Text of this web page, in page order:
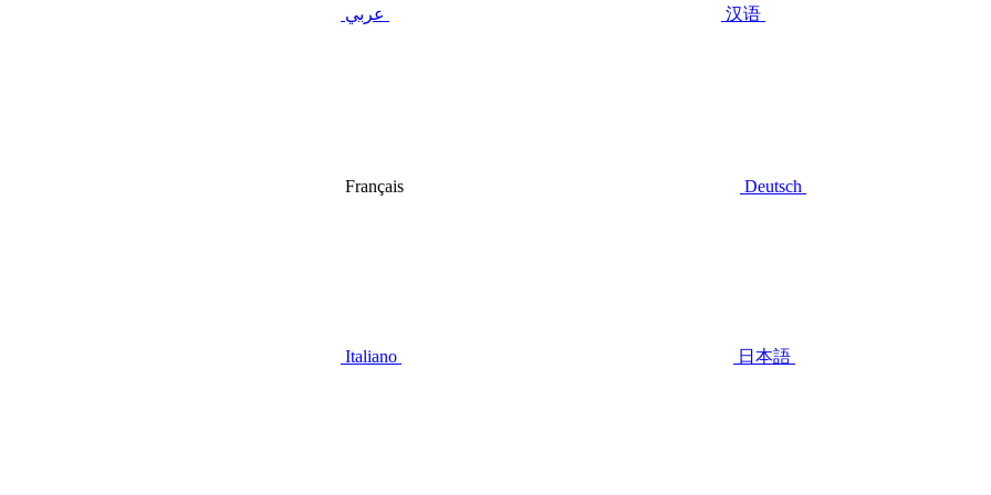
عربي 汉语
Français Deutsch
Italiano 日本語